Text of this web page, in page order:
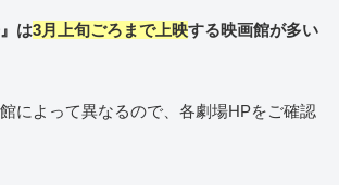
』は3月上旬ごろまで上映する映画館が多い
によって異なるので、各劇場HPをご確認